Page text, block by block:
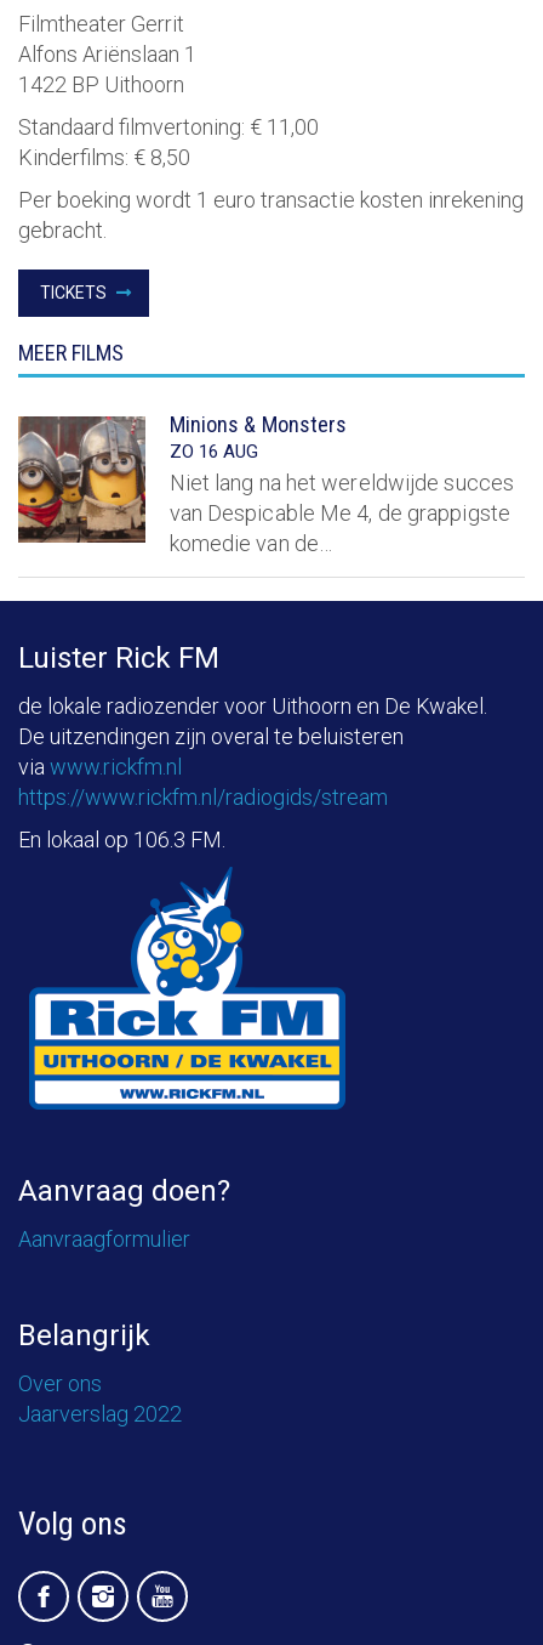
Filmtheater Gerrit
Alfons Ariënslaan 1
1422 BP Uithoorn
Standaard filmvertoning: € 11,00
Kinderfilms: € 8,50
Per boeking wordt 1 euro transactie kosten inrekening
gebracht.
TICKETS
MEER FILMS
Minions & Monsters
ZO 16 AUG
Niet lang na het wereldwijde succes
van Despicable Me 4, de grappigste
komedie van de…
Luister Rick FM
de lokale radiozender voor Uithoorn en De Kwakel.
De uitzendingen zijn overal te beluisteren
via www.rickfm.nl
https://www.rickfm.nl/radiogids/stream
En lokaal op 106.3 FM.
Aanvraag doen?
Aanvraagformulier
Belangrijk
Over ons
Jaarverslag 2022
Volg ons